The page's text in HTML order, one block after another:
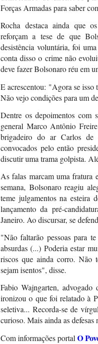
Forças Armadas para saber
Rocha destaca ainda que
reforçam a tese de que
desistência voluntária, foi
conta disso o crime não
deve fazer Bolsonaro réu em
E acrescentou: "Agora se
Não vejo condições para um
Dentre os depoimentos com
general Marco Antônio
brigadeiro do ar Carlos de
convocados pelo então
discutir uma trama golpista.
As falas marcam uma fratura
semana, Bolsonaro reagiu
teme julgamentos na esteira
lançamento da pré-
Janeiro. Ao discursar, se
"Não faltarão pessoas para
absurdas (...) Poderia estar
riscos que ainda corro. Não
sejam isentos", disse.
Fabio Wajngarten,
ironizou o que foi relatado à
seletiva... Recorda-se de
curioso. Mais ainda as
Com informações portal O